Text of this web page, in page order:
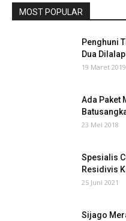
MOST POPULAR
Penghuni
Dua
19 Maret 2019
Ada Paket
23 Mei 2018
Spesialis
Residivis
25 Juni 2021
Sijago